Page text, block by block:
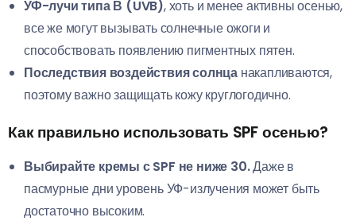
УФ-лучи типа В (UVB), хоть и менее активны осенью,
все же могут вызывать солнечные ожоги и
способствовать появлению пигментных пятен.
Последствия воздействия солнца накапливаются,
поэтому важно защищать кожу круглогодично.
Как правильно использовать SPF осенью?
Выбирайте кремы с SPF не ниже 30.Даже в
пасмурные дни уровень УФ-излучения может быть
достаточно высоким.